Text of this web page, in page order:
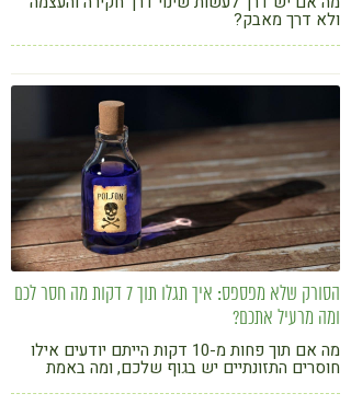
ולא דרך מאבק?
הסורק שלא מפספס: איך תגלו תוך 7 דקות מה חסר לכם
ומה מרעיל אתכם?
מה אם תוך פחות מ-10 דקות הייתם יודעים אילו
חוסרים התזונתיים יש בגוף שלכם, ומה באמת